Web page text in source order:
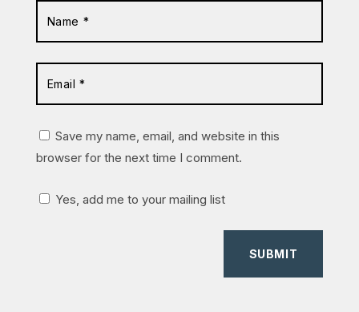
Save my name, email, and website in this
browser for the next time I comment.
Yes, add me to your mailing list
SUBMIT